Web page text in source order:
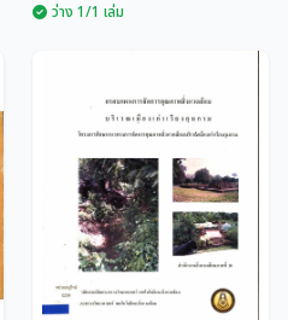
เวียงกุมกาม การศึกษา
ประวัติศาสตร์ชุมชนโบราณ
ในล้านนา
สรัสวดี อ๋องสกุล
ว่าง 1/1 เล่ม